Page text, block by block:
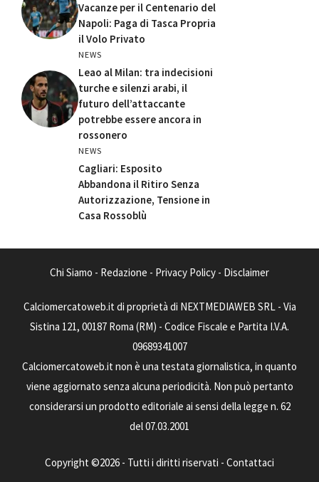
Vacanze per il Centenario del
Napoli: Paga di Tasca Propria
il Volo Privato
NEWS
Leao al Milan: tra indecisioni
turche e silenzi arabi, il
futuro dell’attaccante
potrebbe essere ancora in
rossonero
NEWS
Cagliari: Esposito
Abbandona il Ritiro Senza
Autorizzazione, Tensione in
Casa Rossoblù
Chi Siamo - Redazione - Privacy Policy - Disclaimer
Calciomercatoweb.it di proprietà di NEXTMEDIAWEB SRL - Via
Sistina 121, 00187 Roma (RM) - Codice Fiscale e Partita I.V.A.
09689341007
Calciomercatoweb.it non è una testata giornalistica, in quanto
viene aggiornato senza alcuna periodicità. Non può pertanto
considerarsi un prodotto editoriale ai sensi della legge n. 62
del 07.03.2001
Copyright ©2026 - Tutti i diritti riservati - Contattaci